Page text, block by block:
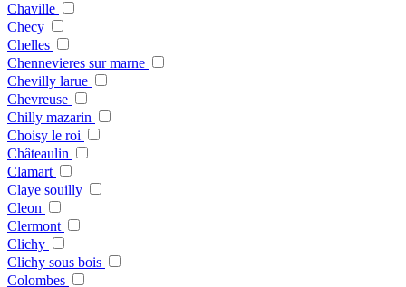
Chaville
Checy
Chelles
Chennevieres sur marne
Chevilly larue
Chevreuse
Chilly mazarin
Choisy le roi
Châteaulin
Clamart
Claye souilly
Cleon
Clermont
Clichy
Clichy sous bois
Colombes